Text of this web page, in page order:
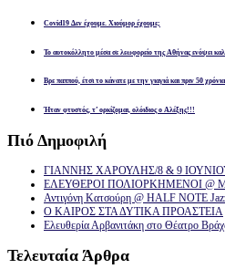
Covid19 Δεν έχουμε. Χιούμορ έχουμε;
Το αυτοκόλλητο μέσα σε λεωφορείο της Αθήνας ενόψει
Βρε παππού, έτσι το κάνατε με την γιαγιά και πριν 50
Ήταν φτυστός, τ’ ορκίζομαι, ολόιδιος ο Αλέξης!!!
Πιό Δημοφιλή
ΓΙΑΝΝΗΣ ΧΑΡΟΥΛΗΣ/8 & 9
ΕΛΕΥΘΕΡΟΙ ΠΟΛΙΟΡΚΗΜΕΝΟΙ @
Αντιγόνη Κατσούρη @ HALF NOTE
Ο ΚΑΙΡΟΣ ΣΤΑ ΔΥΤΙΚΑ ΠΡΟΑΣΤΕΙΑ
Ελευθερία Αρβανιτάκη στο Θέατρο
Τελευταία Άρθρα